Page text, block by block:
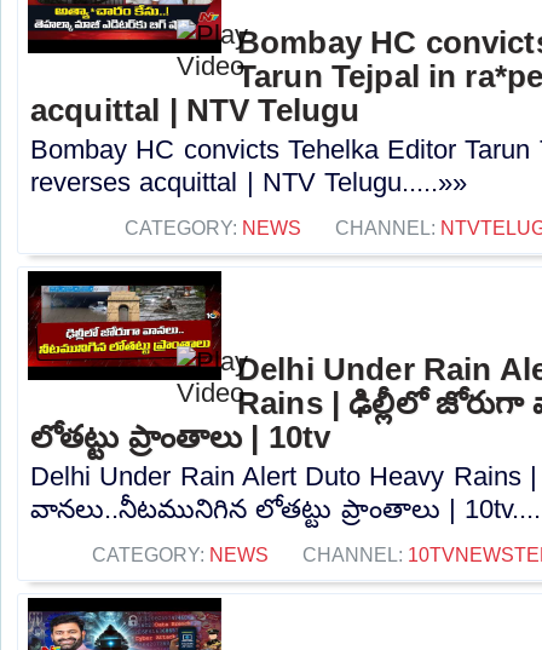
Bombay HC
Tarun Tejpal in
acquittal | NTV Telugu
Bombay HC convicts Tehelka Editor
reverses acquittal | NTV Telugu.....»»
CATEGORY: NEWS CHANNEL:
Delhi Under Rain
Rains | ఢిల్లీలో
లోతట్టు ప్రాంతాలు | 10tv
Delhi Under Rain Alert Duto Heavy
వానలు..నీటమునిగిన లోతట్టు ప్రాంతాలు |
CATEGORY: NEWS CHANNEL: